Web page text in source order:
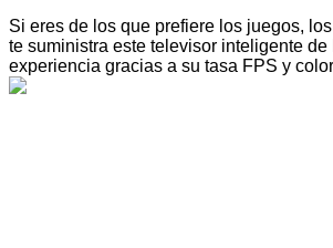
Si eres de los que prefiere los juegos,
te suministra este televisor inteligente de
experiencia gracias a su tasa FPS y